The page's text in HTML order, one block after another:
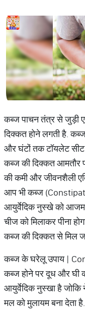
कब्ज पाचन तंत्र से जुड़ी
दिक्कत होने लगती है.
और घंटों तक टॉयलेट सीट
कब्ज की दिक्कत आमतौर
की कमी और जीवनशैली
आप भी कब्ज
आयुर्वेदिक नुस्खे को
चीज को मिलाकर पीना
कब्ज की दिक्कत से मिल
कब्ज के घरेलू उपाय |
कब्ज होने पर दूध और घी
आयुर्वेदिक नुस्खा है
मल को मुलायम बना देता